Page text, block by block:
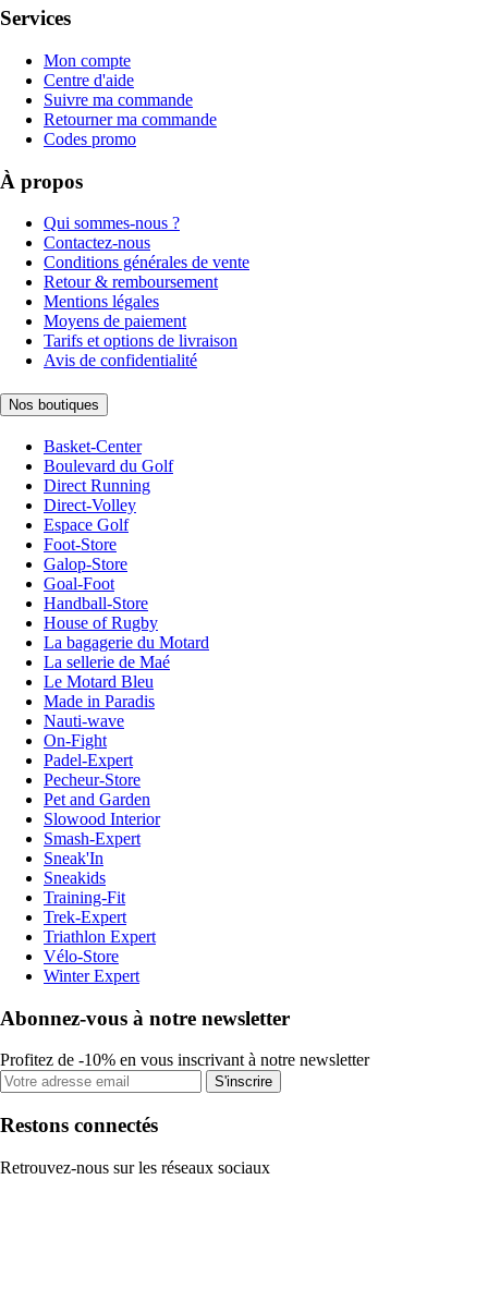
Services
Mon compte
Centre d'aide
Suivre ma commande
Retourner ma commande
Codes promo
À propos
Qui sommes-nous ?
Contactez-nous
Conditions générales de vente
Retour & remboursement
Mentions légales
Moyens de paiement
Tarifs et options de livraison
Avis de confidentialité
Nos boutiques
Basket-Center
Boulevard du Golf
Direct Running
Direct-Volley
Espace Golf
Foot-Store
Galop-Store
Goal-Foot
Handball-Store
House of Rugby
La bagagerie du Motard
La sellerie de Maé
Le Motard Bleu
Made in Paradis
Nauti-wave
On-Fight
Padel-Expert
Pecheur-Store
Pet and Garden
Slowood Interior
Smash-Expert
Sneak'In
Sneakids
Training-Fit
Trek-Expert
Triathlon Expert
Vélo-Store
Winter Expert
Abonnez-vous à notre newsletter
Profitez de -10% en vous inscrivant à notre newsletter
S'inscrire
Restons connectés
Retrouvez-nous sur les réseaux sociaux